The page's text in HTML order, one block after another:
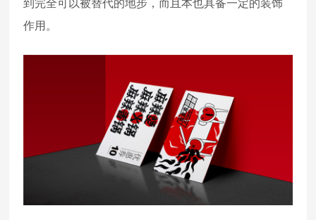
到完全可以被替代的地步，而且本也具备一定的装饰
作用。